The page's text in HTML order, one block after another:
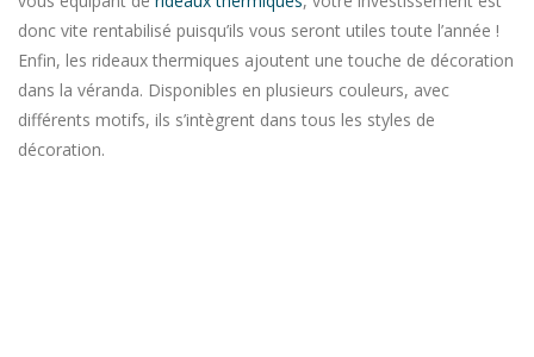
donc vite rentabilisé puisqu’ils vous seront utiles toute l’année !
Enfin, les rideaux thermiques ajoutent une touche de décoration
dans la véranda. Disponibles en plusieurs couleurs, avec
différents motifs, ils s’intègrent dans tous les styles de
décoration.